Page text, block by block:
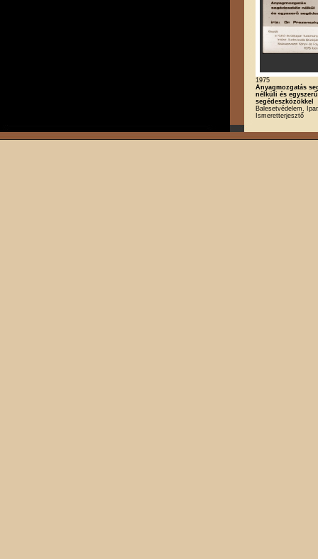
1975
Anyagmozgatás
nélküli és egyszerű
segédeszközökkel
Balesetvédelem,
Ismeretterjesztő